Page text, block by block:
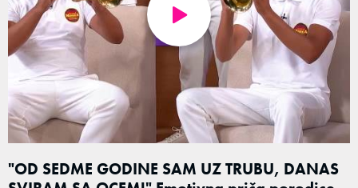
"OD SEDME GODINE SAM UZ TRUBU, DANAS